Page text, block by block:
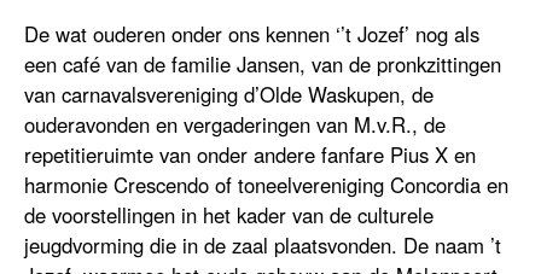
De wat ouderen onder ons kennen ‘’t Jozef’ nog als
een café van de familie Jansen, van de pronkzittingen
van carnavalsvereniging d’Olde Waskupen, de
ouderavonden en vergaderingen van M.v.R., de
repetitieruimte van onder andere fanfare Pius X en
harmonie Crescendo of toneelvereniging Concordia en
de voorstellingen in het kader van de culturele
jeugdvorming die in de zaal plaatsvonden. De naam ’t